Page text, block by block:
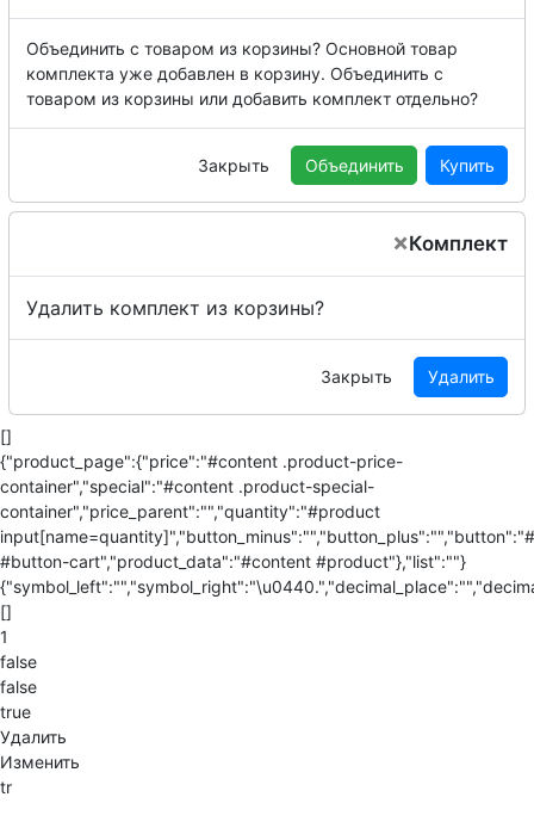
Объединить с товаром из корзины? Основной товар
комплекта уже добавлен в корзину. Объединить с
товаром из корзины или добавить комплект отдельно?
Закрыть Объединить Купить
×Комплект
Удалить комплект из корзины?
Закрыть Удалить
[]
{"product_page":{"price":"#content .product-price-
container","special":"#content .product-special-
container","price_parent":"","quantity":"#product
#button-cart","product_data":"#content #product"},"list":""}
[]
1
false
false
true
Удалить
Изменить
tr